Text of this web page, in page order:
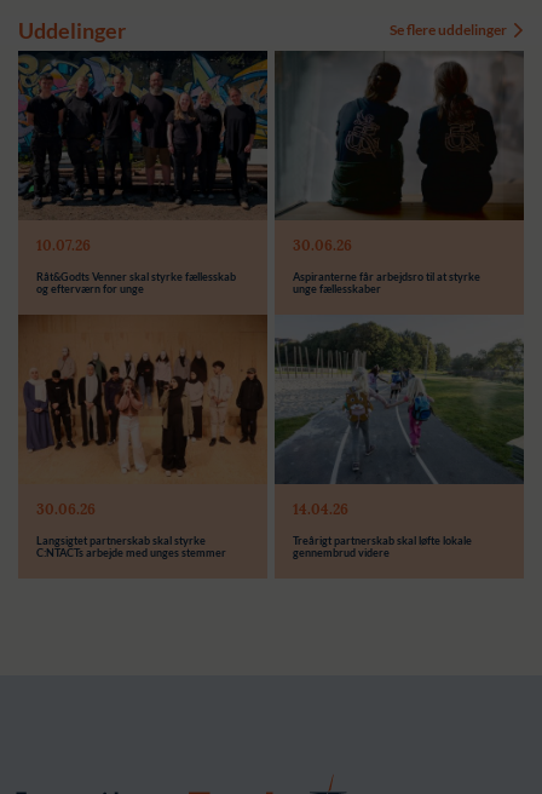
Uddelinger Se flere uddelinger
10.07.26
Råt&Godts Venner skal styrke fællesskab
og efterværn for unge
Modtager:
Støttebeløb i alt:
30.06.26
Aspiranterne får arbejdsro til at styrke
unge fællesskaber
Modtager:
Støttebeløb i alt:
30.06.26
Langsigtet partnerskab skal styrke
C:NTACTs arbejde med unges stemmer
Modtager:C:NTACT
Støttebeløb i alt:6.000.000 kr.
Læs mere
14.04.26
Treårigt partnerskab skal løfte lokale
gennembrud videre
Modtager: